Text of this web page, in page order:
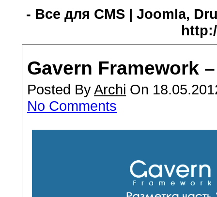
- Все для CMS | Joomla,
Gavern Framework
Posted ByArchi On
No Comments